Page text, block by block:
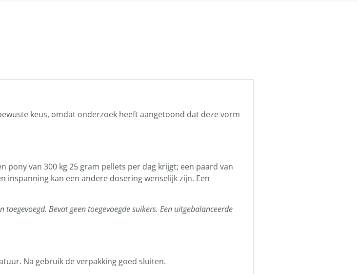
keus, omdat onderzoek heeft aangetoond dat deze vorm
pony van 300 kg 25 gram pellets per dag krijgt; een paard van
inspanning kan een andere dosering wenselijk zijn. Een
Bevat geen toegevoegde suikers. Een uitgebalanceerde
Na gebruik de verpakking goed sluiten.